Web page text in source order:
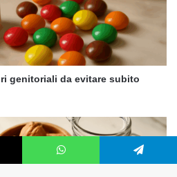
genitoriali da evitare subito
WhatsApp Telegram